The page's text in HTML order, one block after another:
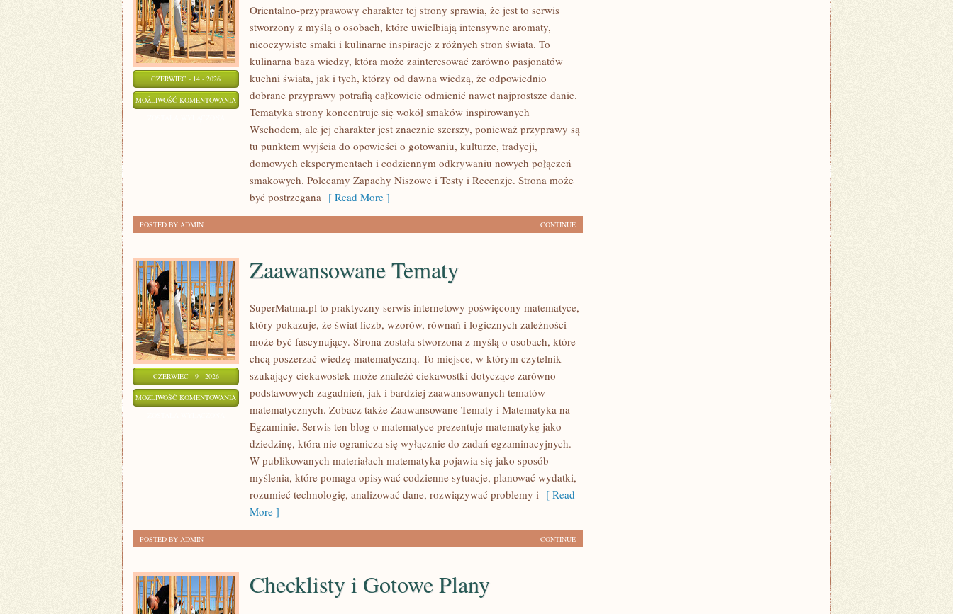
CZERWIEC - 14 - 2026
MOŻLIWOŚĆ KOMENTOWANIA PERFUMY
DAMSKIE
Orientalno-przyprawowy charakter tej strony sprawia, że jest to serwis
stworzony z myślą o osobach, które uwielbiają intensywne aromaty,
nieoczywiste smaki i kulinarne inspiracje z różnych stron świata. To
kulinarna baza wiedzy, która może zainteresować zarówno pasjonatów
kuchni świata, jak i tych, którzy od dawna wiedzą, że odpowiednio
dobrane przyprawy potrafią całkowicie odmienić nawet najprostsze danie.
Tematyka strony koncentruje się wokół smaków inspirowanych
Wschodem, ale jej charakter jest znacznie szerszy, ponieważ przyprawy są
tu punktem wyjścia do opowieści o gotowaniu, kulturze, tradycji,
domowych eksperymentach i codziennym odkrywaniu nowych połączeń
smakowych. Polecamy Zapachy Niszowe i Testy i Recenzje. Strona może
być postrzegana [ Read More ]
CONTINUE
POSTED BY ADMIN
CZERWIEC - 9 - 2026
MOŻLIWOŚĆ KOMENTOWANIA ZAAWANSOWANE
TEMATY
Zaawansowane Tematy
SuperMatma.pl to praktyczny serwis internetowy poświęcony matematyce,
który pokazuje, że świat liczb, wzorów, równań i logicznych zależności
może być fascynujący. Strona została stworzona z myślą o osobach, które
chcą poszerzać wiedzę matematyczną. To miejsce, w którym czytelnik
szukający ciekawostek może znaleźć ciekawostki dotyczące zarówno
podstawowych zagadnień, jak i bardziej zaawansowanych tematów
matematycznych. Zobacz także Zaawansowane Tematy i Matematyka na
Egzaminie. Serwis ten blog o matematyce prezentuje matematykę jako
dziedzinę, która nie ogranicza się wyłącznie do zadań egzaminacyjnych.
W publikowanych materiałach matematyka pojawia się jako sposób
myślenia, które pomaga opisywać codzienne sytuacje, planować wydatki,
rozumieć technologię, analizować dane, rozwiązywać problemy i [ Read
More ]
CONTINUE
POSTED BY ADMIN
Checklisty i Gotowe Plany